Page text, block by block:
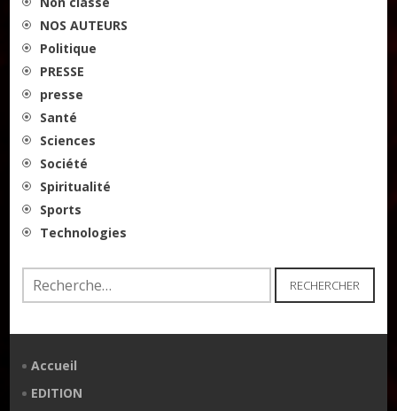
NOS AUTEURS
Politique
PRESSE
presse
Santé
Sciences
Société
Spiritualité
Sports
Technologies
Rechercher :
Accueil
EDITION